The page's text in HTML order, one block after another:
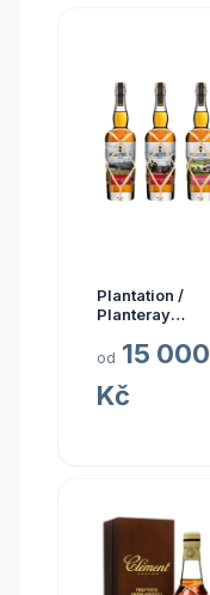
Plantation /
Planteray
Sada Single
Cellar 2024
od 15 000
Kč